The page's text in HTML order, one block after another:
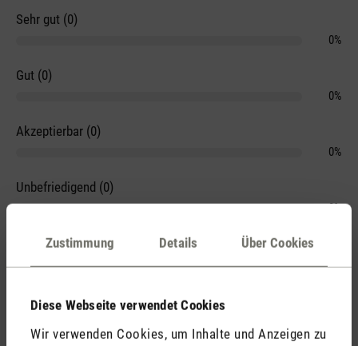
Zustimmung Details Über Cookies
Diese Webseite verwendet Cookies
Wir verwenden Cookies, um Inhalte und Anzeigen zu
Sehr gut (0)
0%
Gut (0)
0%
Akzeptierbar (0)
0%
Unbefriedigend (0)
0%